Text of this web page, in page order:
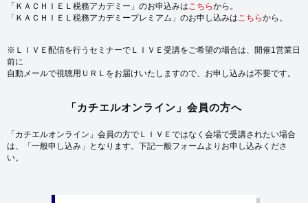
「ＫＡＣＨＩＥＬ税務アカデミー」のお申込みは こちらから。
「ＫＡＣＨＩＥＬ税務アカデミープレミアム」のお申し込みは こちらから。
※ＬＩＶＥ配信を行うセミナーでＬＩＶＥ受講をご希望の場合は、開催1営業日
前に
自動メールで視聴用ＵＲＬをお届けいたしますので、お申し込みは不要です。
「カチエルオンライン」会員の方へ
「カチエルオンライン」会員の方でＬＩＶＥではなく会場で受講されたい場合
は、「一般申し込み」となります。下記一般フォームよりお申し込みくださ
い。